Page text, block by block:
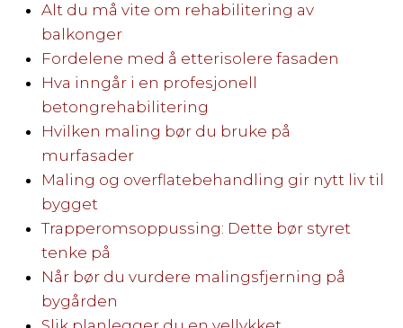
Alt du må vite om rehabilitering av
balkonger
Fordelene med å etterisolere fasaden
Hva inngår i en profesjonell
betongrehabilitering
Hvilken maling bør du bruke på
murfasader
Maling og overflatebehandling gir nytt liv til
bygget
Trapperomsoppussing: Dette bør styret
tenke på
Når bør du vurdere malingsfjerning på
bygården